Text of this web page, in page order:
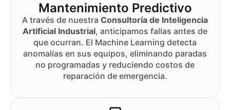
Mantenimiento Predictivo
A través de nuestra Consultoría de Inteligencia
Artificial Industrial, anticipamos fallas antes de
que ocurran. El Machine Learning detecta
anomalías en sus equipos, eliminando paradas
no programadas y reduciendo costos de
reparación de emergencia.